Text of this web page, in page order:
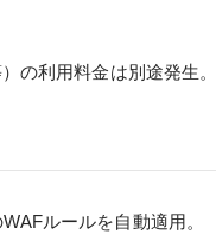
の利用料金は別途発生。
ルールを自動適用。